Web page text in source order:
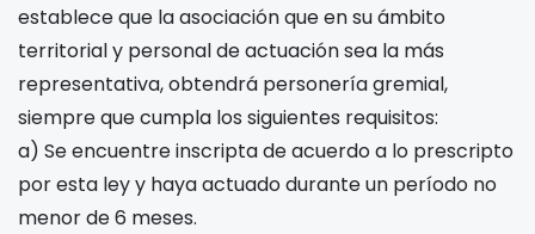
establece que la asociación que en su ámbito
territorial y personal de actuación sea la más
representativa, obtendrá personería gremial,
siempre que cumpla los siguientes requisitos:
a) Se encuentre inscripta de acuerdo a lo prescripto
por esta ley y haya actuado durante un período no
menor de 6 meses.